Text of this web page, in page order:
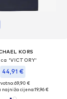
KORS
'VICTORY'
44,91 €
69,90 €
najniža cijena:19,96 €